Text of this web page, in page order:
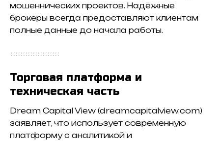
мошеннических проектов. Надёжные
брокеры всегда предоставляют клиентам
полные данные до начала работы.
Торговая платформа и
техническая часть
Dream Capital View (dreamcapitalview.com)
заявляет, что использует современную
платформу с аналитикой и